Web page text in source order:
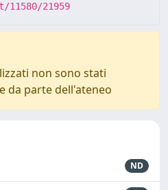
21959
non sono stati
da parte dell'ateneo
ND